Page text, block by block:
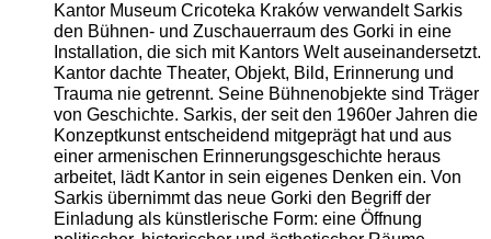
Kantor Museum Cricoteka Kraków verwandelt Sarkis
den Bühnen- und Zuschauerraum des Gorki in eine
Installation, die sich mit Kantors Welt auseinandersetzt.
Kantor dachte Theater, Objekt, Bild, Erinnerung und
Trauma nie getrennt. Seine Bühnenobjekte sind Träger
von Geschichte. Sarkis, der seit den 1960er Jahren die
Konzeptkunst entscheidend mitgeprägt hat und aus
einer armenischen ­Erinnerungsgeschichte heraus
arbeitet, lädt Kantor in sein eigenes Denken ein. Von
Sarkis übernimmt das neue Gorki den Begriff der
Einladung als künstlerische Form: eine Öffnung